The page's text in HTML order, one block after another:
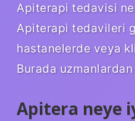
Apiterapi tedavisi
Apiterapi tedavileri
hastanelerde veya
Burada
Apitera neye